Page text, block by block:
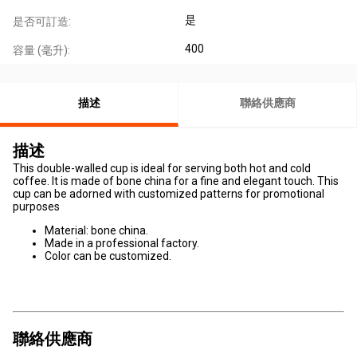
是否可訂造: 是
容量 (毫升): 400
描述 聯絡供應商
描述
This double-walled cup is ideal for serving both hot and cold
coffee. It is made of bone china for a fine and elegant touch. This
cup can be adorned with customized patterns for promotional
purposes
Material: bone china.
Made in a professional factory.
Color can be customized.
聯絡供應商